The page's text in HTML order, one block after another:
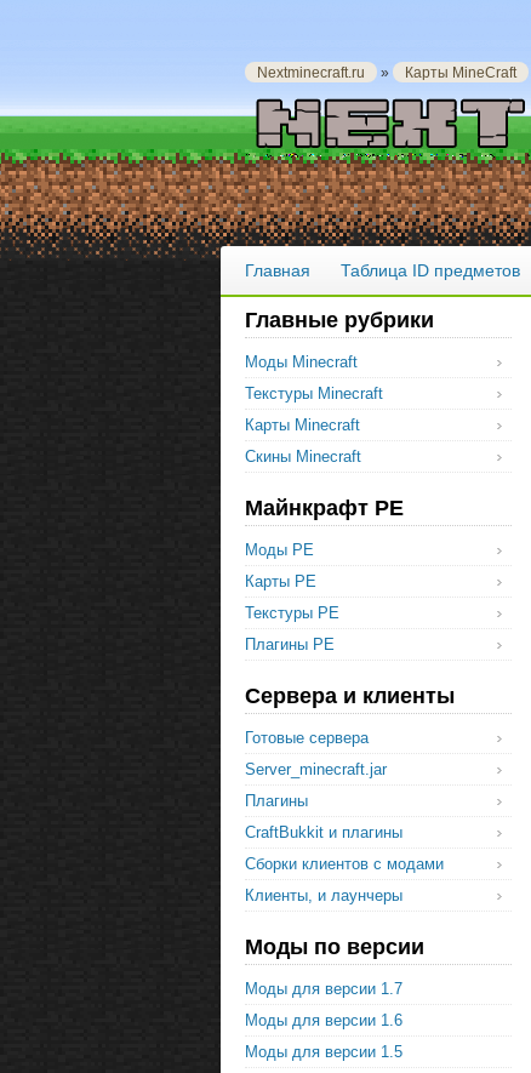
Nextminecraft.ru » Карты MineCraft
Главная Таблица ID предметов
Главные рубрики
Моды Minecraft
Текстуры Minecraft
Карты Minecraft
Скины Minecraft
Майнкрафт PE
Моды PE
Карты PE
Текстуры PE
Плагины PE
Сервера и клиенты
Готовые сервера
Server_minecraft.jar
Плагины
CraftBukkit и плагины
Сборки клиентов с модами
Клиенты, и лаунчеры
Моды по версии
Моды для версии 1.7
Моды для версии 1.6
Моды для версии 1.5